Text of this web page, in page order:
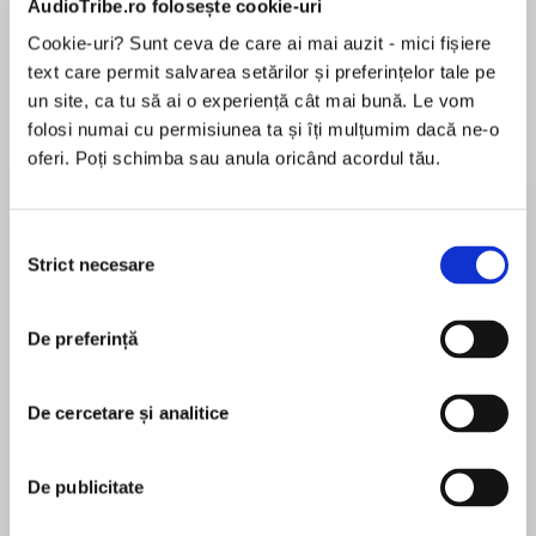
AudioTribe.ro folosește cookie-uri
Cookie-uri? Sunt ceva de care ai mai auzit - mici fișiere
text care permit salvarea setărilor și preferințelor tale pe
un site, ca tu să ai o experiență cât mai bună. Le vom
folosi numai cu permisiunea ta și îți mulțumim dacă ne-o
oferi. Poți schimba sau anula oricând acordul tău.
consimțământului
Strict necesare
De preferință
De cercetare și analitice
De publicitate
Desprecarte
Can an officer and her furry partner
survive a killer and the wilderness?
and her cadaver dog, Nell, join the search for a
serial killer, the last thing she expects is that
she’ll draw the killer’s obsessive attention. But
her former academy rival, FBI Special Agent
profile. After another look-alike goes missing,
they must work together to catch the criminal…
pentru această carte
Elizabeth Goddard is the USA Today bestselling